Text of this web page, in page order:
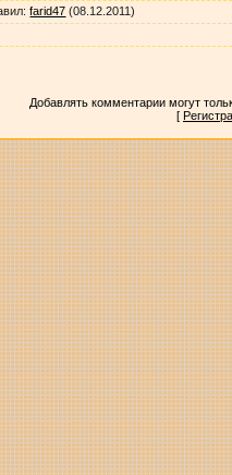
:farid47 (08.12.2011)
Добавлять комментарии могут
[